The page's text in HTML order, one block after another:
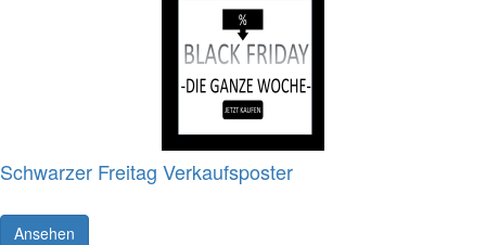
Schwarzer Freitag Verkaufsposter
Ansehen